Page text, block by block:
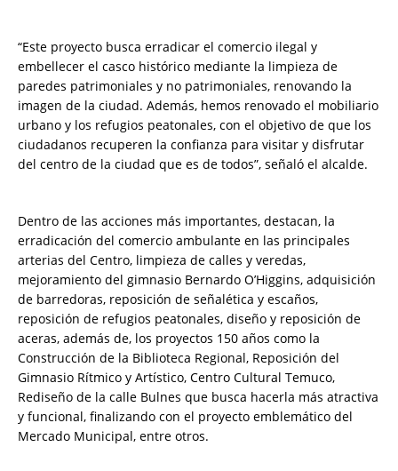
“Este proyecto busca erradicar el comercio ilegal y
embellecer el casco histórico mediante la limpieza de
paredes patrimoniales y no patrimoniales, renovando la
imagen de la ciudad. Además, hemos renovado el mobiliario
urbano y los refugios peatonales, con el objetivo de que los
ciudadanos recuperen la confianza para visitar y disfrutar
del centro de la ciudad que es de todos”, señaló el alcalde.
Dentro de las acciones más importantes, destacan, la
erradicación del comercio ambulante en las principales
arterias del Centro, limpieza de calles y veredas,
mejoramiento del gimnasio Bernardo O’Higgins, adquisición
de barredoras, reposición de señalética y escaños,
reposición de refugios peatonales, diseño y reposición de
aceras, además de, los proyectos 150 años como la
Construcción de la Biblioteca Regional, Reposición del
Gimnasio Rítmico y Artístico, Centro Cultural Temuco,
Rediseño de la calle Bulnes que busca hacerla más atractiva
y funcional, finalizando con el proyecto emblemático del
Mercado Municipal, entre otros.